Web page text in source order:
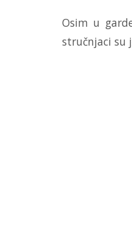
Osim u
stručnjaci su